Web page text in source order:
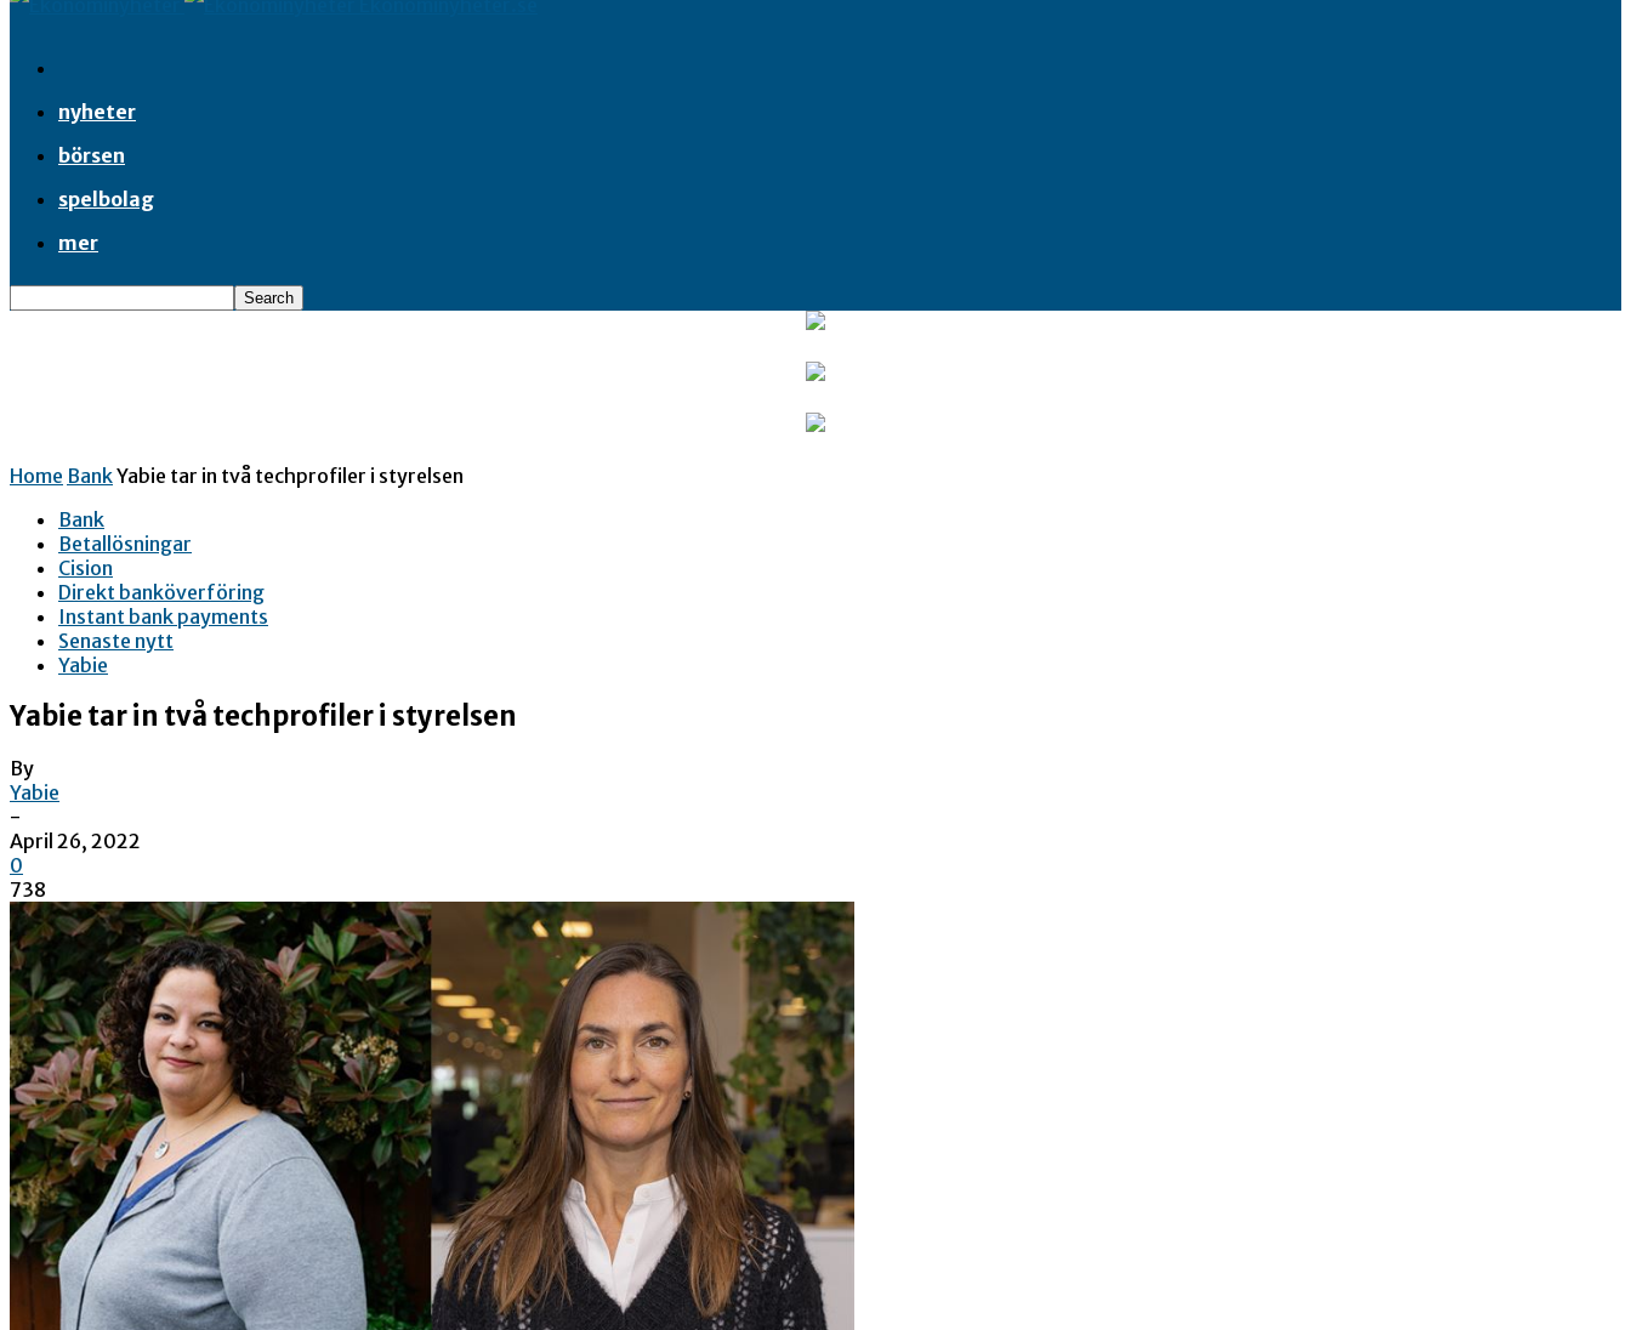
nyheter
börsen
spelbolag
mer
Home BankYabie tar in två techprofiler i styrelsen
Bank
Betallösningar
Cision
Direkt banköverföring
Instant bank payments
Senaste nytt
Yabie
Yabie tar in två techprofiler i styrelsen
By
Yabie
-
April 26, 2022
0
738